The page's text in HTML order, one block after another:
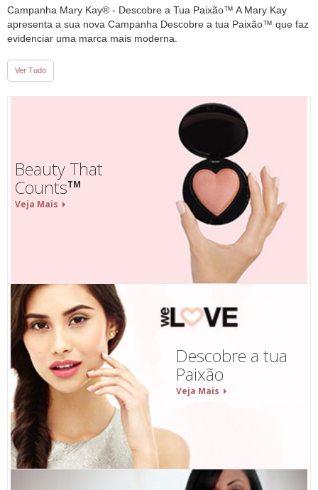
Campanha Mary Kay® - Descobre a Tua Paixão™ A Mary Kay
apresenta a sua nova Campanha Descobre a tua Paixão™ que faz
evidenciar uma marca mais moderna.
Ver Tudo
Beauty That
CountsTM
Veja Mais
Descobre a tua
Paixão
Veja Mais